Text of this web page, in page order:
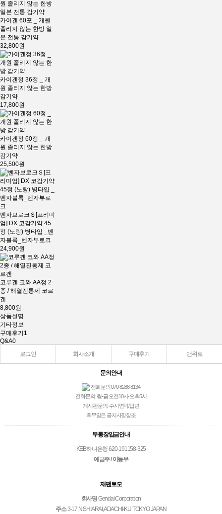
카이겐 60포 _ 개원
졸리지 않는 한방 일
본 전통 감기약
32,800원
카이겐정 36정 _ 개
원 졸리지 않는 한방
감기약
17,800원
카이겐정 60정 _ 개
원 졸리지 않는 한방
감기약
25,500원
벤자브로크Ｓ[프리미
엄] DX 코감기약 45
정 (노랑) 병타입 _벤
자블록_벤자부로크
24,900원
코루겐 코와 AA정 2
종 / 해열진통제 코르
겐
8,800원
상품설명
기타정보
구매후기 1
Q&A0
로그인
회사소개 구매후기 맨위로
문의안내
전화문의 070-8288-8134
전화문의: 월-금 오전10시-오후5시
게시판문의: 수시연락/답변
휴무일은 공지사항참조
무통장입금안내
KEB하나은행 620-191158-325
예금주 / 이동우
재팬토모
회사명Gendai Corporation
주소3-17,NISHIARAI,ADACHI-KU TOKYO JAPAN